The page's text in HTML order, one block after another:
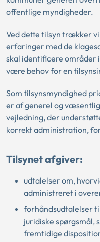
offentlige myndigheder.
Ved dette tilsyn trækker
erfaringer med de
skal identificere områder
være behov for en
Som tilsynsmyndighed
er af generel og
vejledning, der
korrekt administration,
Tilsynet afgiver:
udtalelser om,
administreret i
forhåndsudtalelser
juridiske spørgsmål,
fremtidige